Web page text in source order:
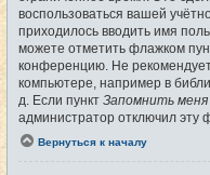
воспользоваться вашей
приходилось вводить имя
можете отметить флажком
конференцию. Не
компьютере, например в
д. Если пункт Запомнить меня
администратор отключил эту
Вернуться к началу